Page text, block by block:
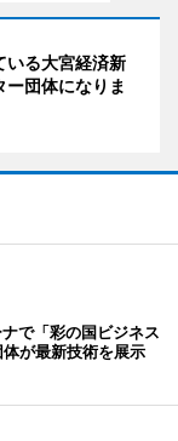
いる大宮経済新
団体になりま
で「彩の国ビジネス
が最新技術を展示